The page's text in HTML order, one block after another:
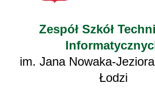
Zespół Szkół
im. Jana Nowaka-
Łodzi